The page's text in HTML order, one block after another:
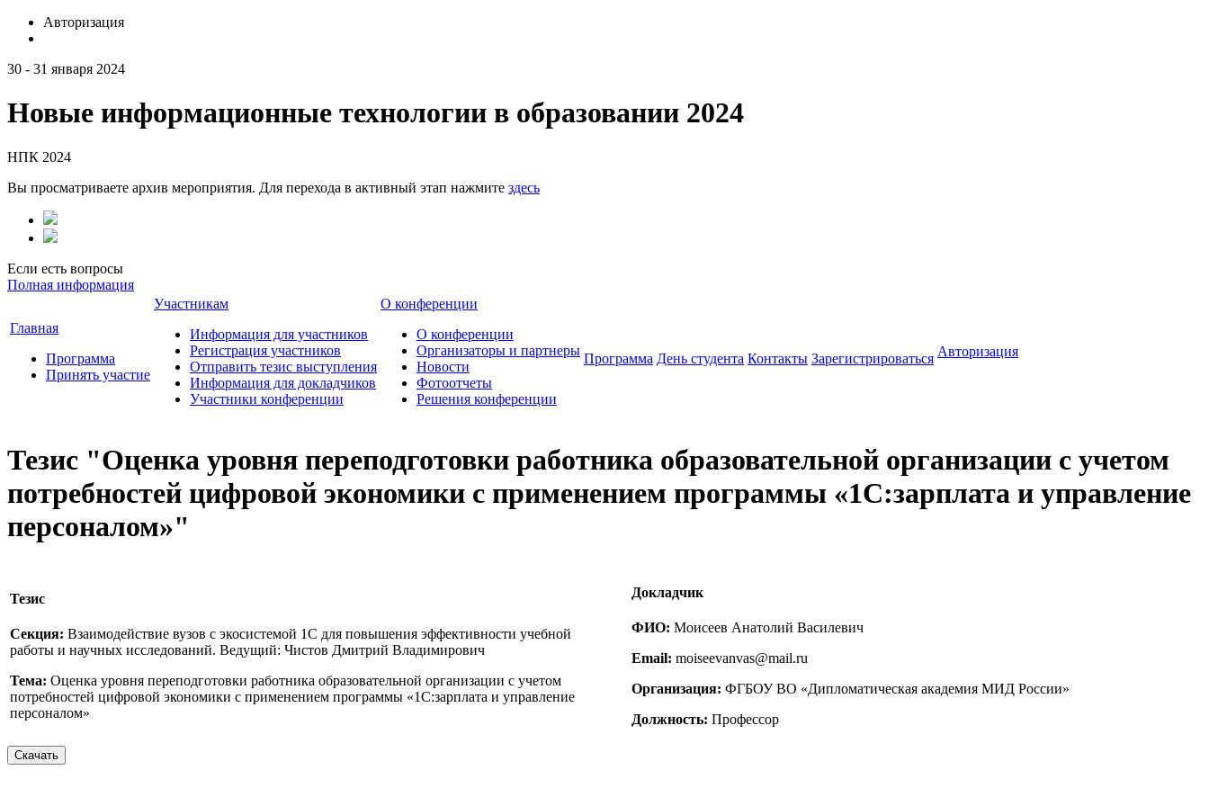
Авторизация
30 - 31 января 2024
Новые информационные технологии в образовании 2024
НПК 2024
Вы просматриваете архив мероприятия. Для перехода в активный этап нажмите здесь
Если есть вопросы
Полная информация
Главная
Программа
Принять участие
Участникам
Информация для участников
Регистрация участников
Отправить тезис выступления
Информация для докладчиков
Участники конференции
О конференции
О конференции
Организаторы и партнеры
Новости
Фотоотчеты
Решения конференции
Программа День студента Контакты Зарегистрироваться Авторизация
Тезис "Оценка уровня переподготовки работника образовательной организации с учетом
потребностей цифровой экономики с применением программы «1С:зарплата и управление
персоналом»"
Тезис
Секция: Взаимодействие вузов с экосистемой 1С для повышения эффективности учебной
работы и научных исследований. Ведущий: Чистов Дмитрий Владимирович
Тема: Оценка уровня переподготовки работника образовательной организации с учетом
потребностей цифровой экономики с применением программы «1С:зарплата и управление
персоналом»
Докладчик
ФИО: Моисеев Анатолий Василевич
Email: moiseevanvas@mail.ru
Организация: ФГБОУ ВО «Дипломатическая академия МИД России»
Должность: Профессор